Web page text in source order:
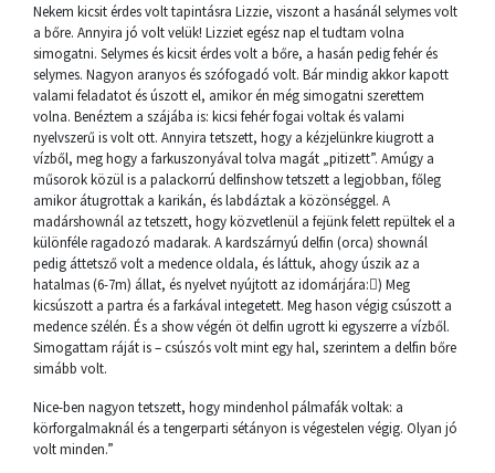
Nekem kicsit érdes volt tapintásra Lizzie, viszont a hasánál selymes volt
a bőre. Annyira jó volt velük! Lizziet egész nap el tudtam volna
simogatni. Selymes és kicsit érdes volt a bőre, a hasán pedig fehér és
selymes. Nagyon aranyos és szófogadó volt. Bár mindig akkor kapott
valami feladatot és úszott el, amikor én még simogatni szerettem
volna. Benéztem a szájába is: kicsi fehér fogai voltak és valami
nyelvszerű is volt ott. Annyira tetszett, hogy a kézjelünkre kiugrott a
vízből, meg hogy a farkuszonyával tolva magát „pitizett”. Amúgy a
műsorok közül is a palackorrú delfinshow tetszett a legjobban, főleg
amikor átugrottak a karikán, és labdáztak a közönséggel. A
madárshownál az tetszett, hogy közvetlenül a fejünk felett repültek el a
különféle ragadozó madarak. A kardszárnyú delfin (orca) shownál
pedig áttetsző volt a medence oldala, és láttuk, ahogy úszik az a
hatalmas (6-7m) állat, és nyelvet nyújtott az idomárjára:) Meg
kicsúszott a partra és a farkával integetett. Meg hason végig csúszott a
medence szélén. És a show végén öt delfin ugrott ki egyszerre a vízből.
Simogattam ráját is – csúszós volt mint egy hal, szerintem a delfin bőre
simább volt.
Nice-ben nagyon tetszett, hogy mindenhol pálmafák voltak: a
körforgalmaknál és a tengerparti sétányon is végestelen végig. Olyan jó
volt minden.”